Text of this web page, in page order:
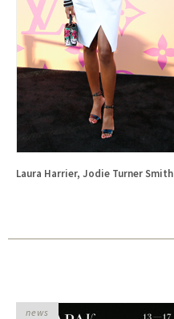
Laura Harrier, Jodie Turner Smith
news